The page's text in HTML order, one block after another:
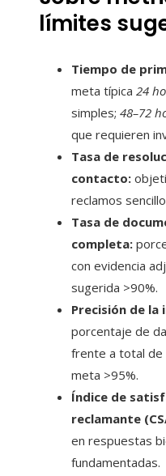
límites
Tiempo de
meta típica 24
simples; 48–72
que requieren
Tasa de
contacto:
reclamos
Tasa de
completa:
con evidencia
sugerida >90%.
Precisión de la
porcentaje de
frente a total de
meta >95%.
Índice de
reclamante
en respuestas
fundamentadas.